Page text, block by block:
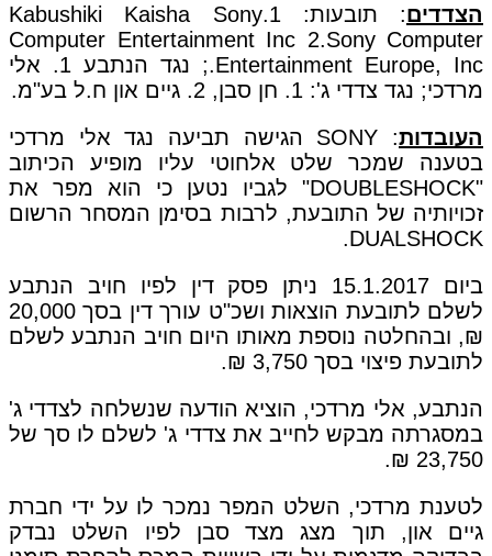
הצדדים
: תובעות: 1.Kabushiki Kaisha Sony
Computer Entertainment Inc 2.Sony Computer
Entertainment Europe, Inc.; נגד הנתבע 1. אלי
מרדכי; נגד צדדי ג': 1. חן סבן, 2. גיים און ח.ל בע"מ.
העובדות
: SONY הגישה תביעה נגד אלי מרדכי
בטענה שמכר שלט אלחוטי עליו מופיע הכיתוב
"DOUBLESHOCK" לגביו נטען כי הוא מפר את
זכויותיה של התובעת, לרבות בסימן המסחר הרשום
DUALSHOCK.
ביום 15.1.2017 ניתן פסק דין לפיו חויב הנתבע
לשלם לתובעת הוצאות ושכ"ט עורך דין בסך 20,000
₪, ובהחלטה נוספת מאותו היום חויב הנתבע לשלם
לתובעת פיצוי בסך 3,750 ₪.
הנתבע, אלי מרדכי, הוציא הודעה שנשלחה לצדדי ג'
במסגרתה מבקש לחייב את צדדי ג' לשלם לו סך של
23,750 ₪.
לטענת מרדכי, השלט המפר נמכר לו על ידי חברת
גיים און, תוך מצג מצד סבן לפיו השלט נבדק